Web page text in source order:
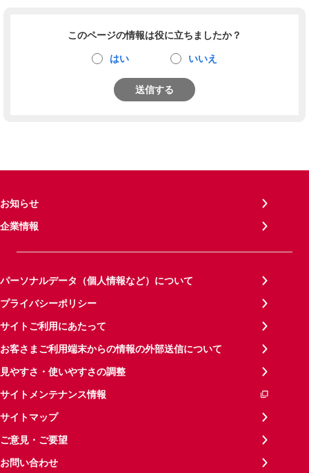
このページの情報は役に立ちましたか？
はい いいえ
送信する
お知らせ
企業情報
パーソナルデータ（個人情報など）について
プライバシーポリシー
サイトご利用にあたって
お客さまご利用端末からの情報の外部送信について
見やすさ・使いやすさの調整
サイトメンテナンス情報
サイトマップ
ご意見・ご要望
お問い合わせ